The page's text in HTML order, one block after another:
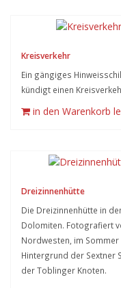
Kreisverkehr
Ein gängiges
kündigt einen
in den Warenkorb
Dreizinnenhütte
Die Dreizinnenhütte in
Dolomiten. Fotografiert
Nordwesten, im Sommer
Hintergrund der Sextner
der Toblinger Knoten.